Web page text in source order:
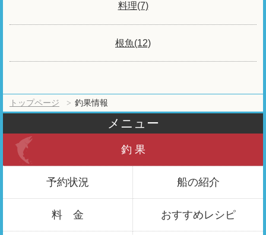
料理(7)
根魚(12)
トップページ 釣果情報
メニュー
釣 果
予約状況 船の紹介
料 金 おすすめレシピ